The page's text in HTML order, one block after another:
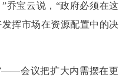
乔宝云说，“政府必须在这
挥市场在资源配置中的决
会议把扩大内需摆在更